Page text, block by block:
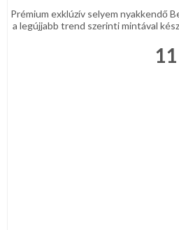
Prémium exklúzív selyem nyakkendő
a legújjabb trend szerinti mintával